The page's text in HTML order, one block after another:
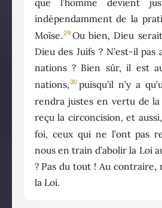
que l’homme devient
indépendamment de la
Moïse.29 Ou bien, Dieu
Dieu des Juifs ? N’est-il pas
nations ? Bien sûr, il est
nations,30 puisqu’il n’y a
rendra justes en vertu de
reçu la circoncision, et
foi, ceux qui ne l’ont pas
nous en train d’abolir la Loi
? Pas du tout ! Au contraire,
la Loi.